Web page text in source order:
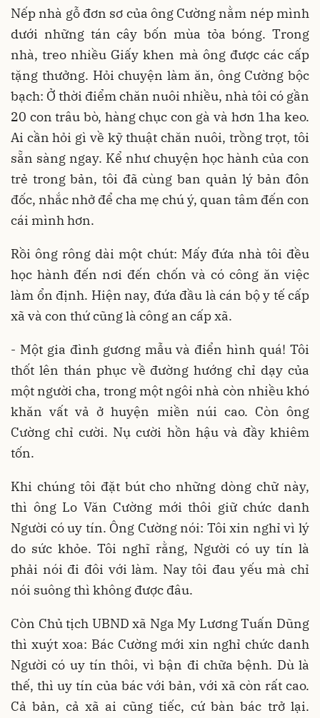
Nếp nhà gỗ đơn sơ của ông Cường nằm nép mình
dưới những tán cây bốn mùa tỏa bóng. Trong
nhà, treo nhiều Giấy khen mà ông được các cấp
tặng thưởng. Hỏi chuyện làm ăn, ông Cường bộc
bạch: Ở thời điểm chăn nuôi nhiều, nhà tôi có gần
20 con trâu bò, hàng chục con gà và hơn 1ha keo.
Ai cần hỏi gì về kỹ thuật chăn nuôi, trồng trọt, tôi
sẵn sàng ngay. Kể như chuyện học hành của con
trẻ trong bản, tôi đã cùng ban quản lý bản đôn
đốc, nhắc nhở để cha mẹ chú ý, quan tâm đến con
cái mình hơn.
Rồi ông rông dài một chút: Mấy đứa nhà tôi đều
học hành đến nơi đến chốn và có công ăn việc
làm ổn định. Hiện nay, đứa đầu là cán bộ y tế cấp
xã và con thứ cũng là công an cấp xã.
- Một gia đình gương mẫu và điển hình quá! Tôi
thốt lên thán phục về đường hướng chỉ dạy của
một người cha, trong một ngôi nhà còn nhiều khó
khăn vất vả ở huyện miền núi cao. Còn ông
Cường chỉ cười. Nụ cười hồn hậu và đầy khiêm
tốn.
Khi chúng tôi đặt bút cho những dòng chữ này,
thì ông Lo Văn Cường mới thôi giữ chức danh
Người có uy tín. Ông Cường nói: Tôi xin nghỉ vì lý
do sức khỏe. Tôi nghĩ rằng, Người có uy tín là
phải nói đi đôi với làm. Nay tôi đau yếu mà chỉ
nói suông thì không được đâu.
Còn Chủ tịch UBND xã Nga My Lương Tuấn Dũng
thì xuýt xoa: Bác Cường mới xin nghỉ chức danh
Người có uy tín thôi, vì bận đi chữa bệnh. Dù là
thế, thì uy tín của bác với bản, với xã còn rất cao.
Cả bản, cả xã ai cũng tiếc, cứ bàn bác trở lại.